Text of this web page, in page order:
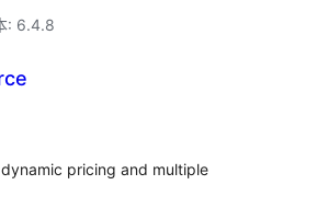
: 6.4.8
pricing and multiple